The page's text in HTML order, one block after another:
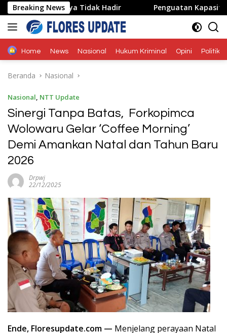
Langsung
ke
konten
Breaking News
Wakilnya Tidak Hadir Penguatan Kapasitas Karang
Home News Nasional Hukum Kriminal Opini Politik
Beranda Nasional
Nasional, NTT Update
Sinergi Tanpa Batas, Forkopimca
Wolowaru Gelar ‘Coffee Morning’
Demi Amankan Natal dan Tahun Baru
2026
Drpwj
22/12/2025
Ende, Floresupdate.com — Menjelang perayaan Natal